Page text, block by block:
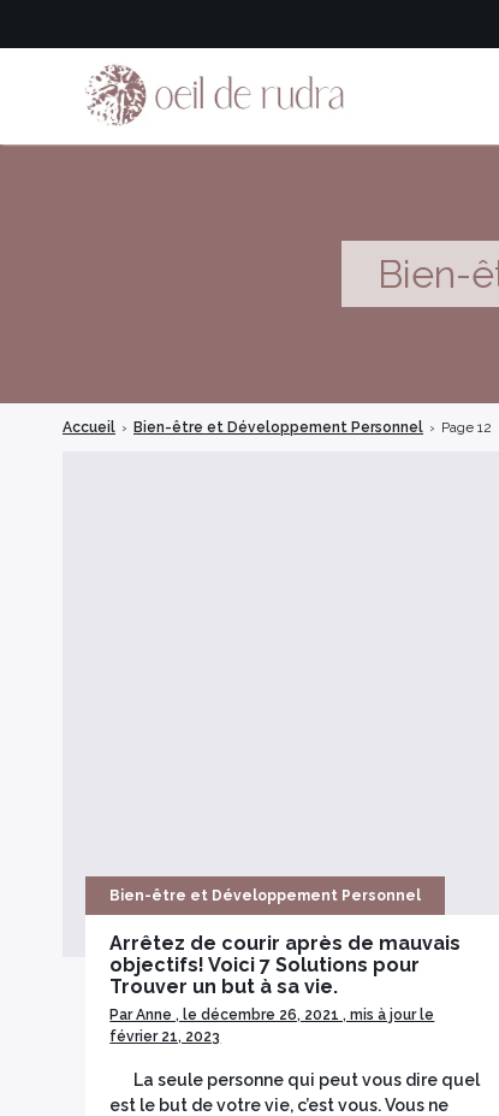
Bien-
Accueil › Bien-être et Développement Personnel › Page 12
Bien-être et Développement Personnel
Arrêtez de courir après de mauvais
objectifs! Voici 7 Solutions pour
Trouver un but à sa vie.
Par Anne , le décembre 26, 2021 , mis à jour le
février 21, 2023
La seule personne qui peut vous dire quel
est le but de votre vie, c’est vous. Vous ne